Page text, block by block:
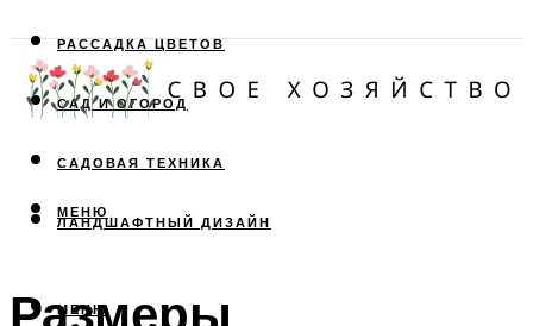
РАССАДКА ЦВЕТОВ
САД И ОГОРОД
САДОВАЯ ТЕХНИКА
ЛАНДШАФТНЫЙ ДИЗАЙН
МЕНЮ
МЕНЮ
Размеры